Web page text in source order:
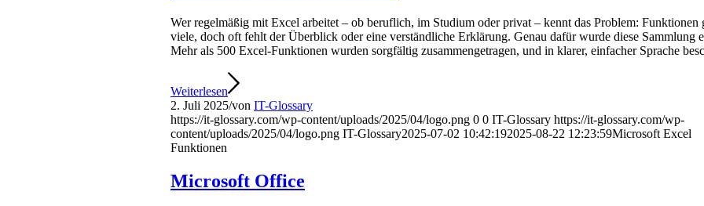
Wer regelmäßig mit Excel arbeitet – ob beruflich, im Studium oder privat – kennt das Problem: Funktionen
viele, doch oft fehlt der Überblick oder eine verständliche Erklärung. Genau dafür wurde diese Sammlung
Mehr als 500 Excel-Funktionen wurden sorgfältig zusammengetragen, und in klarer, einfacher Sprache
Weiterlesen
2. Juli 2025/von IT-Glossary
https://it-glossary.com/wp-content/uploads/2025/04/logo.png 0 0 IT-Glossary https://it-glossary.com/wp-
content/uploads/2025/04/logo.png IT-Glossary2025-07-02 10:42:192025-08-22 12:23:59Microsoft Excel
Funktionen
Microsoft Office